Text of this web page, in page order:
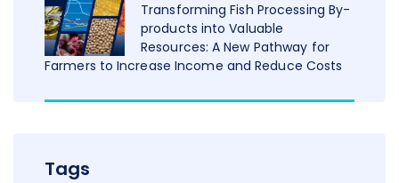
Transforming Fish Processing By-
products into Valuable
Resources: A New Pathway for
Farmers to Increase Income and Reduce Costs
Tags